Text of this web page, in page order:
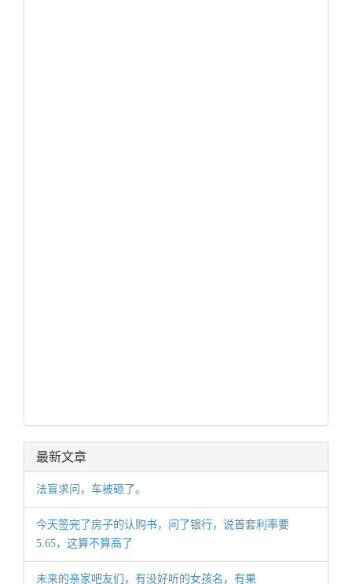
最新文章
法盲求问，车被砸了。
今天签完了房子的认购书，问了银行，说首套利率要
5.65，这算不算高了
未来的亲家吧友们，有没好听的女孩名，有果